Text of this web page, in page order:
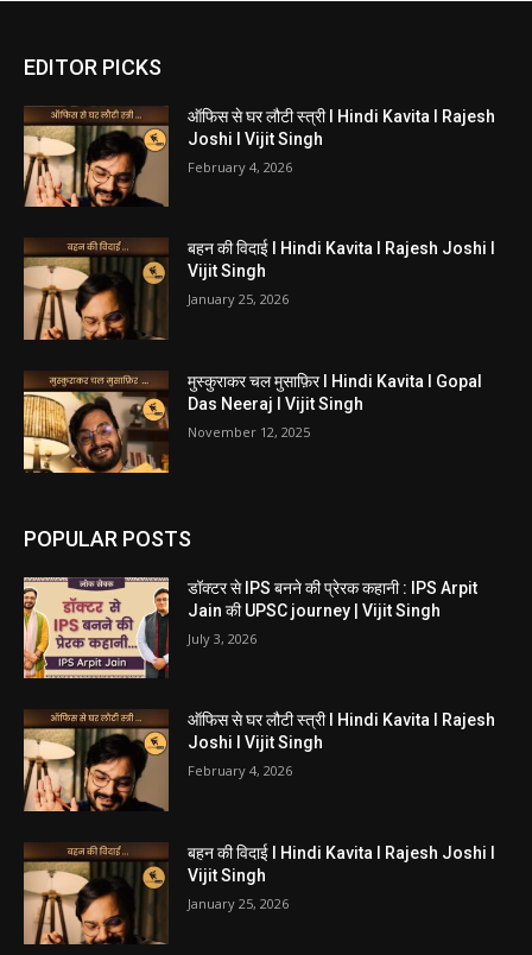
EDITOR PICKS
ऑफिस से घर लौटी स्त्री I Hindi Kavita I Rajesh
Joshi I Vijit Singh
February 4, 2026
बहन की विदाई I Hindi Kavita I Rajesh Joshi I
Vijit Singh
January 25, 2026
मुस्कुराकर चल मुसाफ़िर I Hindi Kavita I Gopal
Das Neeraj I Vijit Singh
November 12, 2025
POPULAR POSTS
डॉक्टर से IPS बनने की प्रेरक कहानी : IPS Arpit
Jain की UPSC journey | Vijit Singh
July 3, 2026
ऑफिस से घर लौटी स्त्री I Hindi Kavita I Rajesh
Joshi I Vijit Singh
February 4, 2026
बहन की विदाई I Hindi Kavita I Rajesh Joshi I
Vijit Singh
January 25, 2026